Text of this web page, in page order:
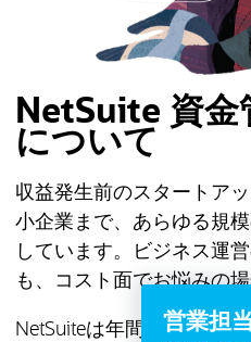
NetSuite 資金
について
収益発生前のスタートア
小企業まで、あらゆる規
しています。ビジネス運
も、コスト面でお悩みの
NetSuiteは年間ライセンス
営業担